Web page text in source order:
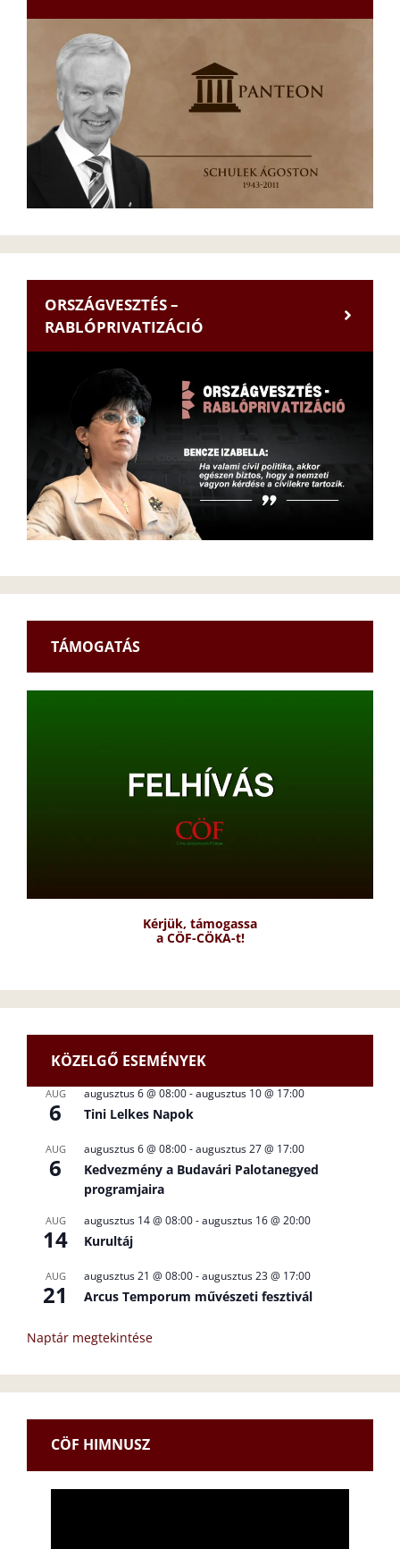
ORSZÁGVESZTÉS –
RABLÓPRIVATIZÁCIÓ
TÁMOGATÁS
Kérjük, támogassa
a CÖF-CÖKA-t!
KÖZELGŐ ESEMÉNYEK
AUG
6
augusztus 6 @ 08:00-augusztus 10 @ 17:00
Tini Lelkes Napok
AUG
6
augusztus 6 @ 08:00-augusztus 27 @ 17:00
Kedvezmény a Budavári Palotanegyed
programjaira
AUG
14
augusztus 14 @ 08:00-augusztus 16 @ 20:00
Kurultáj
AUG
21
augusztus 21 @ 08:00-augusztus 23 @ 17:00
Arcus Temporum művészeti fesztivál
Naptár megtekintése
CÖF HIMNUSZ